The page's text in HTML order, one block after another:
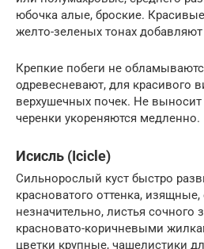
юбочка алые, броские.
желто-зеленых тонах добавляют
Крепкие побеги не
одревесневают, для красивого
верхушечных почек. Не
черенки укореняются медленно.
Исисль (Icicle)
Сильнорослый куст быстро
красноватого оттенка,
незначительно, листья сочного
красновато-коричневыми
цветки крупные, чашелистики